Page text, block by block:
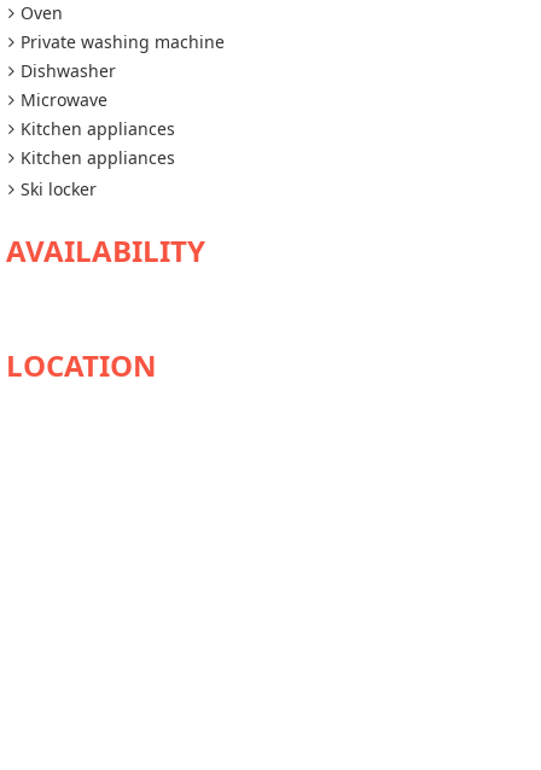
Oven
Private washing machine
Dishwasher
Microwave
Kitchen appliances
Kitchen appliances
Ski locker
AVAILABILITY